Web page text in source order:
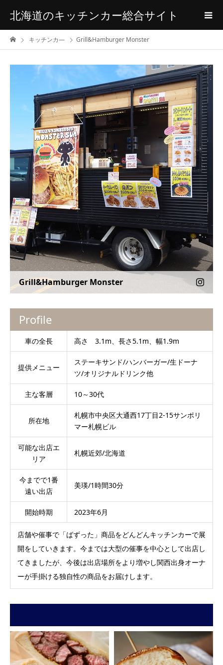
北海道のキッチンカー総合サイト
キッチンカ― Grill&Hamburger Monster
Grill&Hamburger Monster
Profile
車の全長 高さ 3.1m、長さ5.1m、幅1.9m
提供メニュー
ステーキサンド/ハンバーガー/生ドーナ
ツ/オリジナルドリンク他
主な客層 10～30代
所在地
札幌市中央区大通西17丁目2-15サンポリ
マー札幌ビル
可能な出店エ
リア
札幌近郊/北海道
今までで1番
遠い出店
美瑛/1時間30分
開始時期 2023年6月
店舗や催事で「ばずった」商品をどんどんキッチンカーで展
開をしていきます。今までは大型の催事を中心として出店し
てきましたが、今後は出店場所をより増やし関西出身オーナ
ーが手掛ける独自性の商品をお届けします。